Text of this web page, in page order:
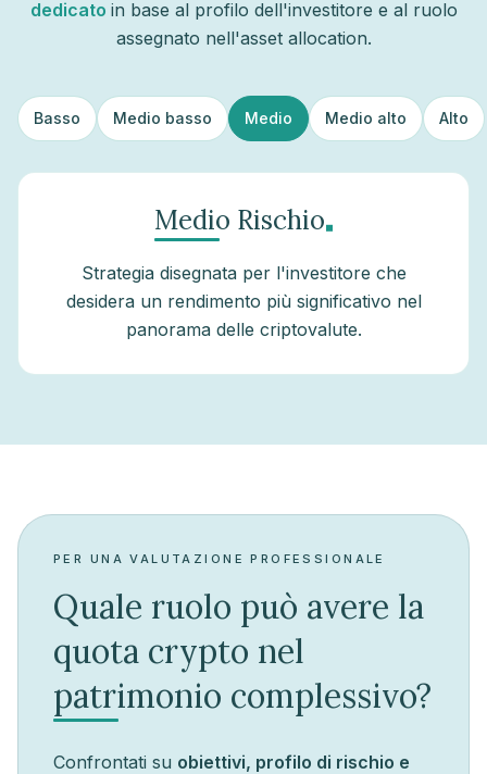
dedicato in base al profilo dell'investitore e al ruolo
assegnato nell'asset allocation.
Basso Medio basso Medio Medio alto Alto
Medio Rischio .
Strategia disegnata per l'investitore che
desidera un rendimento più significativo nel
panorama delle criptovalute.
PER UNA VALUTAZIONE PROFESSIONALE
Quale ruolo può avere la
quota crypto nel
patrimonio complessivo?
Confrontati su obiettivi, profilo di rischio e